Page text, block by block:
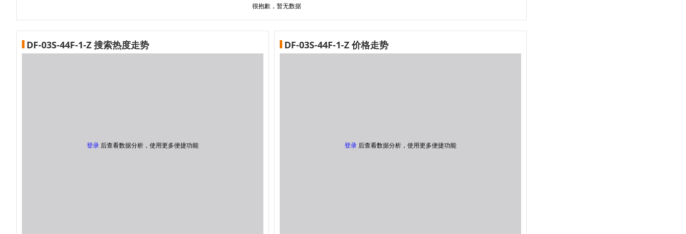
很抱歉，暂无数据
DF-03S-44F-1-Z 搜索热度走势
登录 后查看数据分析，使用更多便捷功能
DF-03S-44F-1-Z 价格走势
登录 后查看数据分析，使用更多便捷功能